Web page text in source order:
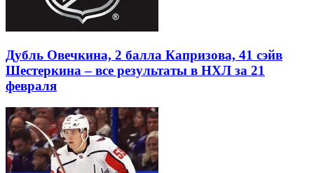
Дубль Овечкина, 2 балла Капризова, 41 сэйв
Шестеркина – все результаты в НХЛ за 21
февраля